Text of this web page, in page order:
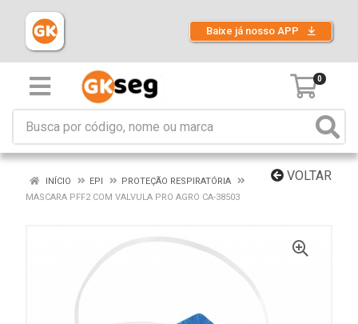
Baixe já nosso APP
0
VOLTAR
INÍCIO EPI
PROTEÇÃO RESPIRATÓRIA
MASCARA PFF2 COM VALVULA PRO AGRO CA-38503